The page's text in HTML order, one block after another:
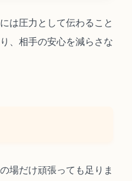
は圧力として伝わること
、相手の安心を減らさな
場だけ頑張っても足りま